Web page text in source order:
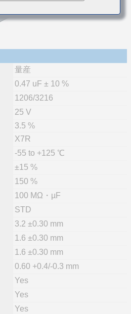
量産
0.47 uF ± 10 %
1206/3216
25 V
3.5 %
X7R
-55 to +125 ℃
±15 %
150 %
100 MΩ・µF
STD
3.2 ±0.30 mm
1.6 ±0.30 mm
1.6 ±0.30 mm
0.60 +0.4/-0.3 mm
Yes
Yes
Yes